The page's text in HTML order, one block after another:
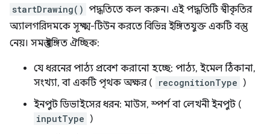
startDrawing() পদ্ধতিতে কল করুন। এই পদ্ধতিটি স্বীকৃতির
অ্যালগরিদমকে সূক্ষ্ম-টিউন করতে বিভিন্ন ইঙ্গিতযুক্ত একটি বস্তু
নেয়। সমস্ত ইঙ্গিত ঐচ্ছিক:
যে ধরনের পাঠ্য প্রবেশ করানো হচ্ছে: পাঠ্য, ইমেল ঠিকানা,
সংখ্যা, বা একটি পৃথক অক্ষর (
recognitionType )
ইনপুট ডিভাইসের ধরন: মাউস, স্পর্শ বা লেখনী ইনপুট (
inputType )